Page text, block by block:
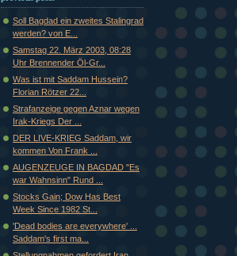
Soll Bagdad ein zweites Stalingrad
werden? von E...
Samstag 22. März 2003, 08:28
Uhr Brennender Öl-Gr...
Was ist mit Saddam Hussein?
Florian Rötzer 22...
Strafanzeige gegen Aznar wegen
Irak-Kriegs Der ...
DER LIVE-KRIEG Saddam, wir
kommen Von Frank ...
AUGENZEUGE IN BAGDAD "Es
war Wahnsinn" Rund ...
Stocks Gain; Dow Has Best
Week Since 1982 St...
'Dead bodies are everywhere' ...
Saddam's first ma...